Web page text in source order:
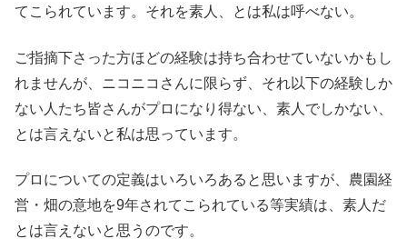
てこられています。それを素人、とは私は呼べない。
ご指摘下さった方ほどの経験は持ち合わせていないかもし
れませんが、ニコニコさんに限らず、それ以下の経験しか
ない人たち皆さんがプロになり得ない、素人でしかない、
とは言えないと私は思っています。
プロについての定義はいろいろあると思いますが、農園経
営・畑の意地を9年されてこられている等実績は、素人だ
とは言えないと思うのです。